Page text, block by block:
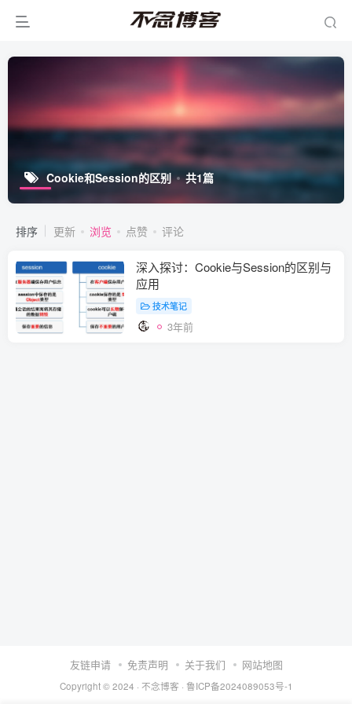
Cookie和Session的区别 共1篇
排序 更新 浏览 点赞 评论
深入探讨：Cookie与Session的区别与
应用
技术笔记
3年前
友链申请 免责声明 关于我们 网站地图
Copyright © 2024 · 不念博客 · 鲁ICP备2024089053号-1